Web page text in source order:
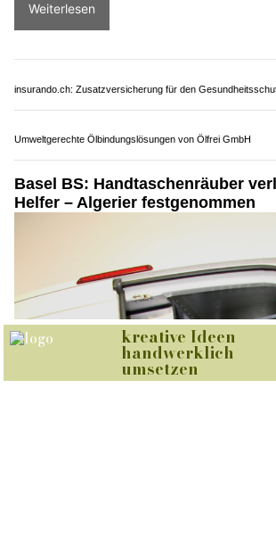
Weiterlesen
insurando.ch: Zusatzversicherung für den